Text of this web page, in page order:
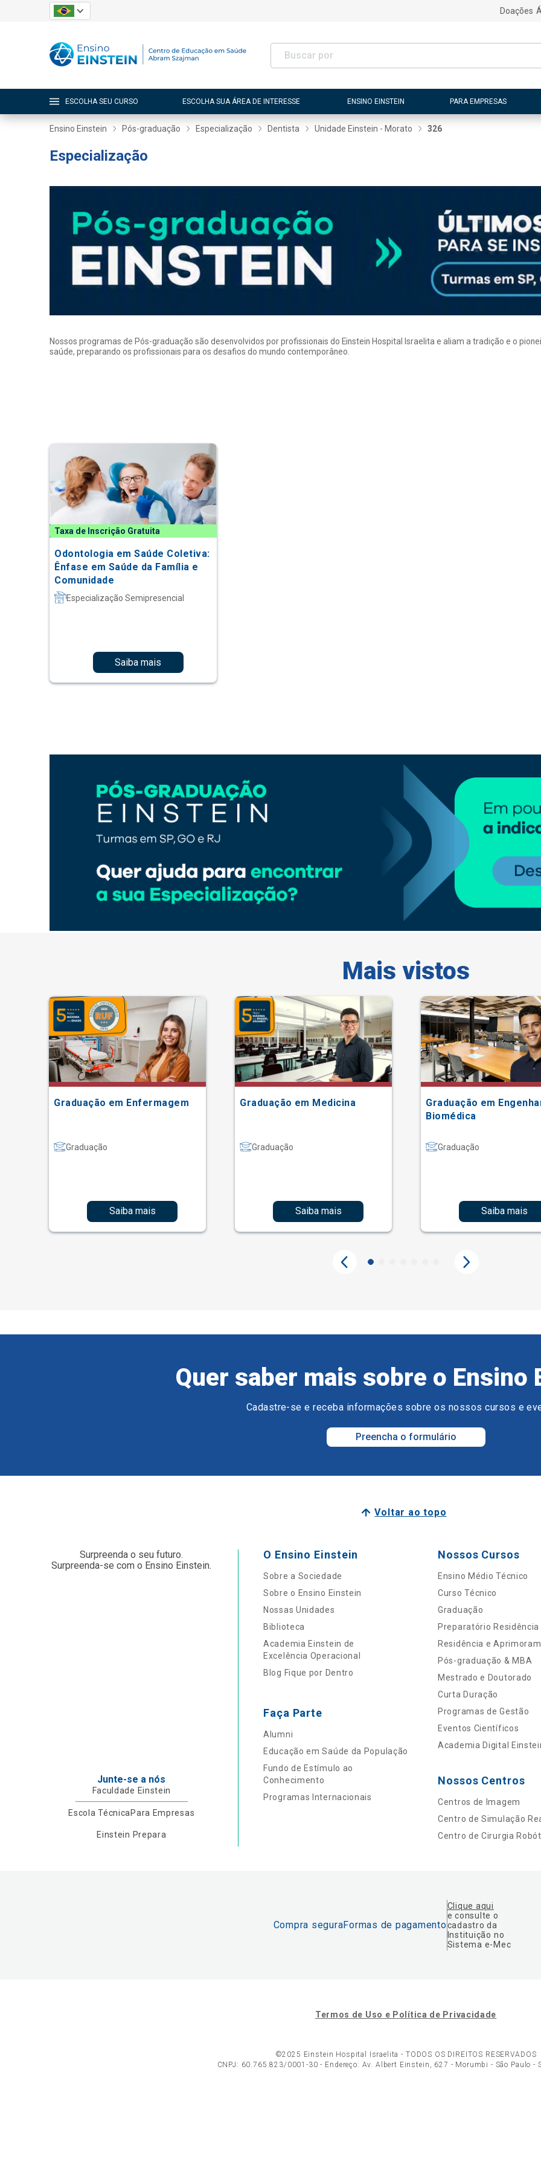
Doações
ESCOLHA SEU CURSO ESCOLHA SUA ÁREA DE INTERESSE ENSINO EINSTEIN PARA EMPRESAS
Ensino Einstein Pós-graduação Especialização Dentista Unidade Einstein - Morato 326
Especialização
Nossos programas de Pós-graduação são desenvolvidos por profissionais do Einstein Hospital Israelita e aliam a tradição e o
saúde, preparando os profissionais para os desafios do mundo contemporâneo.
Taxa de Inscrição Gratuita
Odontologia em Saúde Coletiva:
Ênfase em Saúde da Família e
Comunidade
Especialização Semipresencial
Saiba mais
Mais vistos
Graduação em Enfermagem
Graduação
Saiba mais
Graduação em Medicina
Graduação
Saiba mais
Graduação em
Biomédica
Graduação
Saiba mais
Quer saber mais sobre o Ensino
Cadastre-se e receba informações sobre os nossos cursos e
Preencha o formulário
Voltar ao topo
Surpreenda o seu futuro.
Surpreenda-se com o Ensino Einstein.
Junte-se a nós
Faculdade Einstein
Escola TécnicaPara Empresas
Einstein Prepara
O Ensino Einstein
Sobre a Sociedade
Sobre o Ensino Einstein
Nossas Unidades
Biblioteca
Academia Einstein de
Excelência Operacional
Blog Fique por Dentro
Faça Parte
Alumni
Educação em Saúde da População
Fundo de Estímulo ao
Conhecimento
Programas Internacionais
Nossos Cursos
Ensino Médio Técnico
Curso Técnico
Graduação
Preparatório Residência
Residência e
Pós-graduação & MBA
Mestrado e Doutorado
Curta Duração
Programas de Gestão
Eventos Científicos
Academia Digital
Nossos Centros
Centros de Imagem
Centro de Simulação
Centro de Cirurgia
Compra seguraFormas de pagamento
Clique aqui
e consulte o
cadastro da
Instituição no
Sistema e-Mec
Termos de Uso e Política de Privacidade
©2025 Einstein Hospital Israelita - TODOS OS DIREITOS RESERVADOS
CNPJ: 60.765.823/0001-30 - Endereço: Av. Albert Einstein, 627 - Morumbi - São Paulo -